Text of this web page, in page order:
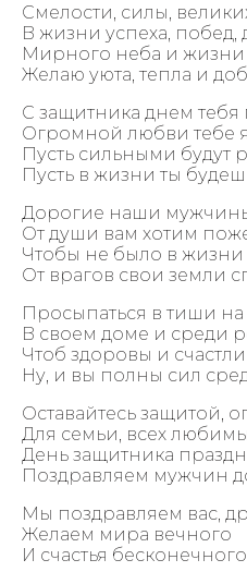
Смелости, силы,
В жизни успеха, побед,
Мирного неба и жизни
Желаю уюта, тепла и
С защитника днем тебя
Огромной любви тебе
Пусть сильными будут
Пусть в жизни ты
Дорогие наши
От души вам хотим
Чтобы не было в
От врагов свои земли
Просыпаться в тиши на
В своем доме и среди
Чтоб здоровы и
Ну, и вы полны сил
Оставайтесь защитой,
Для семьи, всех
День защитника
Поздравляем мужчин
Мы поздравляем вас,
Желаем мира вечного
И счастья